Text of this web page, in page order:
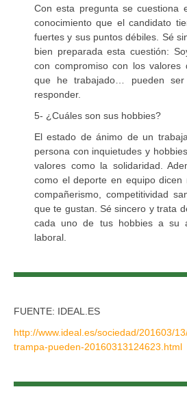
Con esta pregunta se cuestiona
conocimiento que el candidato
fuertes y sus puntos débiles. Sé
bien preparada esta cuestión:
con compromiso con los
que he trabajado… pueden
responder.
5- ¿Cuáles son sus hobbies?
El estado de ánimo de un
persona con inquietudes y
valores como la solidaridad.
como el deporte en equipo dicen
compañerismo, competitividad
que te gustan. Sé sincero y trata
cada uno de tus hobbies a su
laboral.
FUENTE: IDEAL.ES
http://www.ideal.es/sociedad/201603/
trampa-pueden-20160313124623.html